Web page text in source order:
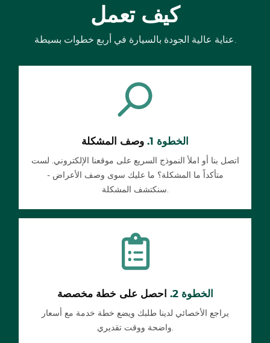
كيف تعمل
عناية عالية الجودة بالسيارة في أربع خطوات بسيطة.
الخطوة 1. وصف المشكلة
اتصل بنا أو املأ النموذج السريع على موقعنا الإلكتروني. لست
متأكداً ما المشكلة؟ ما عليك سوى وصف الأعراض -
سنكتشف المشكلة.
الخطوة 2. احصل على خطة مخصصة
يراجع الأخصائي لدينا طلبك ويضع خطة خدمة مع أسعار
واضحة ووقت تقديري.